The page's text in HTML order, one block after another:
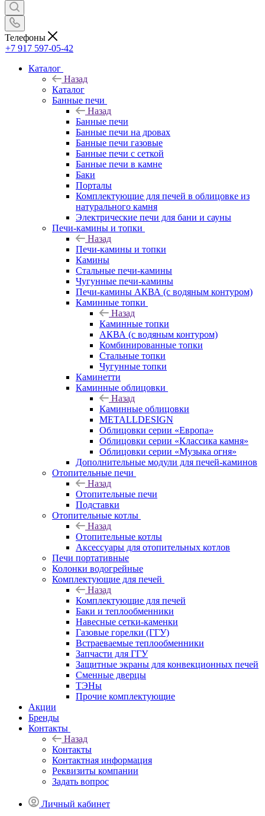
Телефоны
+7 917 597-05-42
Каталог
Назад
Каталог
Банные печи
Назад
Банные печи
Банные печи на дровах
Банные печи газовые
Банные печи с сеткой
Банные печи в камне
Баки
Порталы
Комплектующие для печей в облицовке из
натурального камня
Электрические печи для бани и сауны
Печи-камины и топки
Назад
Печи-камины и топки
Камины
Стальные печи-камины
Чугунные печи-камины
Печи-камины АКВА (с водяным контуром)
Каминные топки
Назад
Каминные топки
АКВА (с водяным контуром)
Комбинированные топки
Стальные топки
Чугунные топки
Каминетти
Каминные облицовки
Назад
Каминные облицовки
METALLDESIGN
Облицовки серии «Европа»
Облицовки серии «Классика камня»
Облицовки серии «Музыка огня»
Дополнительные модули для печей-каминов
Отопительные печи
Назад
Отопительные печи
Подставки
Отопительные котлы
Назад
Отопительные котлы
Аксессуары для отопительных котлов
Печи портативные
Колонки водогрейные
Комплектующие для печей
Назад
Комплектующие для печей
Баки и теплообменники
Навесные сетки-каменки
Газовые горелки (ГГУ)
Встраеваемые теплообменники
Запчасти для ГГУ
Защитные экраны для конвекционных печей
Сменные дверцы
ТЭНы
Прочие комплектующие
Акции
Бренды
Контакты
Назад
Контакты
Контактная информация
Реквизиты компании
Задать вопрос
Личный кабинет